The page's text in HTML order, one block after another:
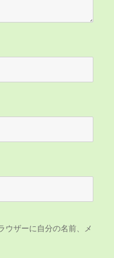
ウザーに自分の名前、メ